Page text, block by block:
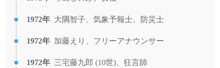
1972年 大隅智子、気象予報士、防災士
1972年 加藤えり、フリーアナウンサー
1972年 三宅藤九郎 (10世)、狂言師